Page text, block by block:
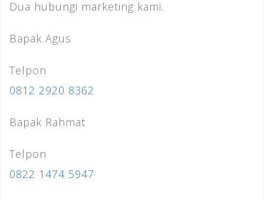
Dua hubungi marketing kami.
Bapak Agus
Telpon
0812 2920 8362
Bapak Rahmat
Telpon
0822 1474 5947